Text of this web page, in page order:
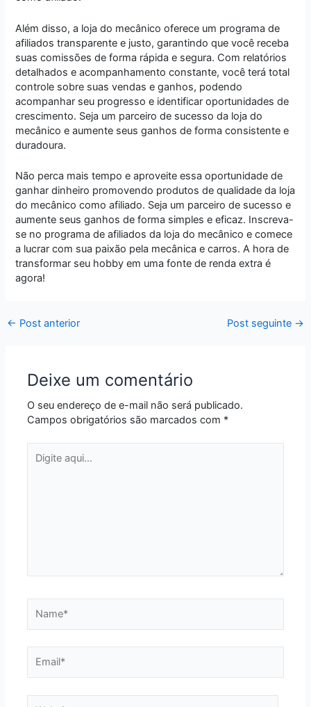
Além disso, a loja do mecânico oferece um programa de
afiliados transparente e justo, garantindo que você receba
suas comissões de forma rápida e segura. Com relatórios
detalhados e acompanhamento constante, você terá total
controle sobre suas vendas e ganhos, podendo
acompanhar seu progresso e identificar oportunidades de
crescimento. Seja um parceiro de sucesso da loja do
mecânico e aumente seus ganhos de forma consistente e
duradoura.
Não perca mais tempo e aproveite essa oportunidade de
ganhar dinheiro promovendo produtos de qualidade da loja
do mecânico como afiliado. Seja um parceiro de sucesso e
aumente seus ganhos de forma simples e eficaz. Inscreva-
se no programa de afiliados da loja do mecânico e comece
a lucrar com sua paixão pela mecânica e carros. A hora de
transformar seu hobby em uma fonte de renda extra é
agora!
← Post anterior Post seguinte →
Deixe um comentário
O seu endereço de e-mail não será publicado.
Campos obrigatórios são marcados com *
aqui...